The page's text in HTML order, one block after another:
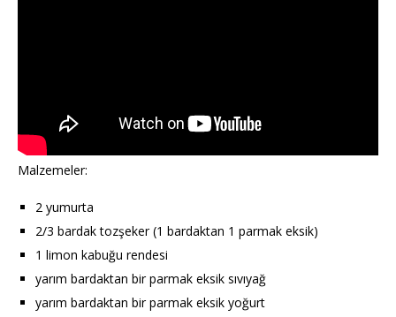
Malzemeler:
2 yumurta
2/3 bardak tozşeker (1 bardaktan 1 parmak eksik)
1 limon kabuğu rendesi
yarım bardaktan bir parmak eksik sıvıyağ
yarım bardaktan bir parmak eksik yoğurt